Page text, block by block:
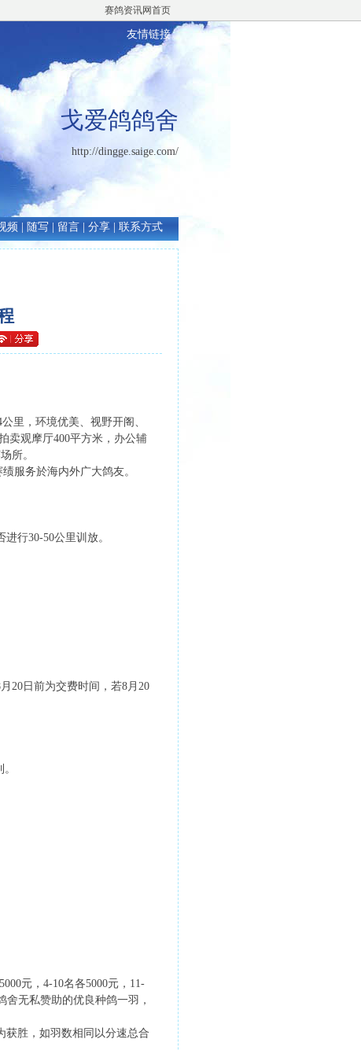
赛鸽资讯网首页
友情链接
戈爱鸽鸽舍
http://dingge.saige.com/
频 随写 留言 分享 联系方式
里，环境优美、视野开阁、
卖观摩厅400平方米，办公辅
所。
服务於海内外广大鸽友。
行30-50公里训放。
20日前为交费时间，若8月20
元，4-10名各5000元，11-
舍无私赞助的优良种鸽一羽，
获胜，如羽数相同以分速总合